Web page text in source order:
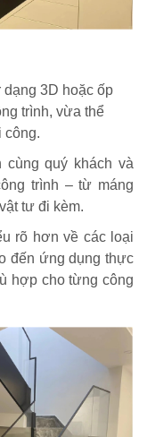
dạng 3D hoặc ốp
trình, vừa thể
công.
cùng quý khách và
trình – từ máng
tư đi kèm.
rõ hơn về các loại
đến ứng dụng thực
hợp cho từng công